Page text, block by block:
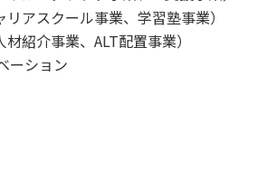
アスクール事業、学習塾事業）
紹介事業、ALT配置事業）
ーション